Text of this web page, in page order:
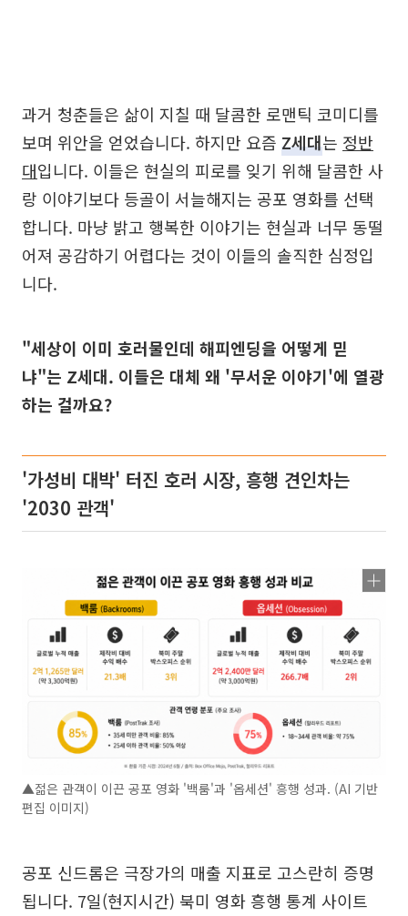
과거 청춘들은 삶이 지칠 때 달콤한 로맨틱 코미디를
보며 위안을 얻었습니다. 하지만 요즘 Z세대는 정반
대입니다. 이들은 현실의 피로를 잊기 위해 달콤한 사
랑 이야기보다 등골이 서늘해지는 공포 영화를 선택
합니다. 마냥 밝고 행복한 이야기는 현실과 너무 동떨
어져 공감하기 어렵다는 것이 이들의 솔직한 심정입
니다.
"세상이 이미 호러물인데 해피엔딩을 어떻게 믿
냐"는 Z세대. 이들은 대체 왜 '무서운 이야기'에 열광
하는 걸까요?
'가성비 대박' 터진 호러 시장, 흥행 견인차는
'2030 관객'
▲젊은 관객이 이끈 공포 영화 '백룸'과 '옵세션' 흥행 성과. (AI 기반
편집 이미지)
공포 신드롬은 극장가의 매출 지표로 고스란히 증명
됩니다. 7일(현지시간) 북미 영화 흥행 통계 사이트